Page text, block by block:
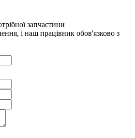
запчастини
і наш працівник обов'язково з